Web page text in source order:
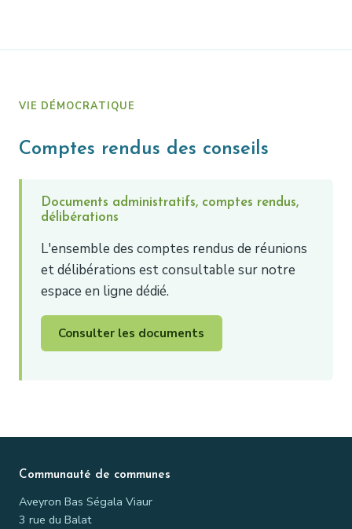
VIE DÉMOCRATIQUE
Comptes rendus des conseils
Documents administratifs, comptes rendus,
délibérations
L'ensemble des comptes rendus de réunions
et délibérations est consultable sur notre
espace en ligne dédié.
Consulter les documents
Communauté de communes
Aveyron Bas Ségala Viaur
3 rue du Balat